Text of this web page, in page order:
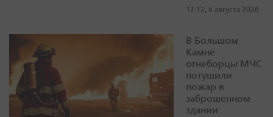
12:12, 6 августа 2026
В Большом
Камне
огнеборцы МЧС
потушили
пожар в
заброшенном
здании